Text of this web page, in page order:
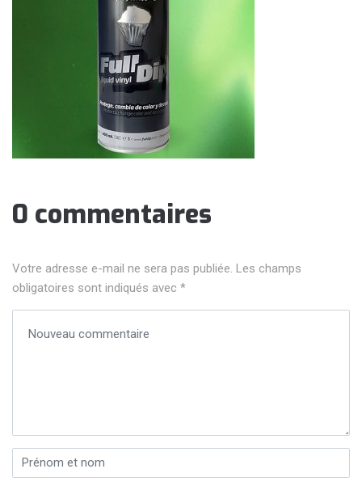
0 commentaires
Votre adresse e-mail ne sera pas publiée. Les champs
obligatoires sont indiqués avec *
Prénom et nom